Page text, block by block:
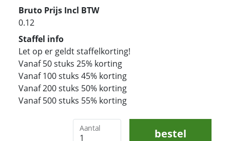
Bruto Prijs Incl BTW
0.12
Staffel info
Let op er geldt staffelkorting!
Vanaf 50 stuks 25% korting
Vanaf 100 stuks 45% korting
Vanaf 200 stuks 50% korting
Vanaf 500 stuks 55% korting
Aantal bestel